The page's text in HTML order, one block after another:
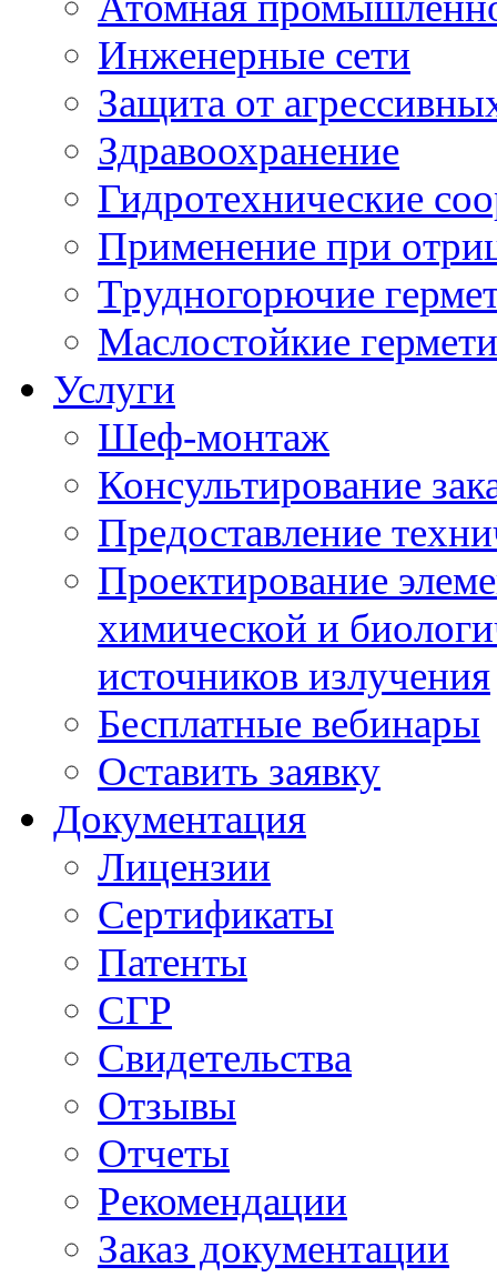
Инженерные сети
Защита от
Здравоохранение
Гидротехнические
Применение при
Трудногорючие
Маслостойкие
Услуги
Шеф-монтаж
Консультирование
Предоставление
Проектирование
химической и
источников излучения
Бесплатные вебинары
Оставить заявку
Документация
Лицензии
Сертификаты
Патенты
СГР
Свидетельства
Отзывы
Отчеты
Рекомендации
Заказ документации